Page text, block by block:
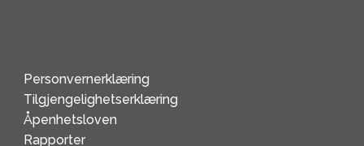
Personvernerklæring
Tilgjengelighetserklæring
Åpenhetsloven
Rapporter